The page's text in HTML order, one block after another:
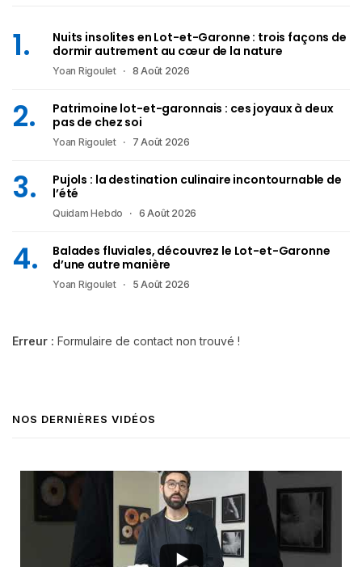
Nuits insolites en Lot-et-Garonne : trois façons de
dormir autrement au cœur de la nature
Yoan Rigoulet 8 Août 2026
Patrimoine lot-et-garonnais : ces joyaux à deux
pas de chez soi
Yoan Rigoulet 7 Août 2026
Pujols : la destination culinaire incontournable de
l’été
Quidam Hebdo 6 Août 2026
Balades fluviales, découvrez le Lot-et-Garonne
d’une autre manière
Yoan Rigoulet 5 Août 2026
Erreur : Formulaire de contact non trouvé !
NOS DERNIÈRES VIDÉOS